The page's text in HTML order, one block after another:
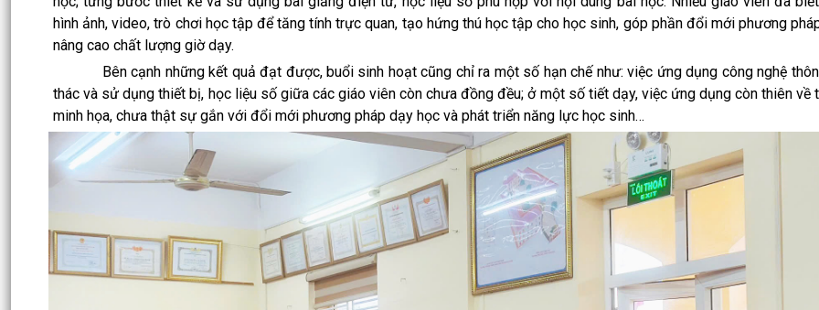
hình ảnh, video, trò chơi học tập để tăng tính trực quan, tạo hứng thú học tập cho học sinh, góp phần đổi mới phương
nâng cao chất lượng giờ dạy.
Bên cạnh những kết quả đạt được, buổi sinh hoạt cũng chỉ ra một số hạn chế như:việc ứng dụng công nghệ
thác và sử dụng thiết bị, học liệu số giữa các giáo viên còn chưa đồng đều; ở một số tiết dạy, việc ứng dụng còn thiên về
minh họa, chưa thật sự gắn với đổi mới phương pháp dạy học và phát triển năng lực học sinh…